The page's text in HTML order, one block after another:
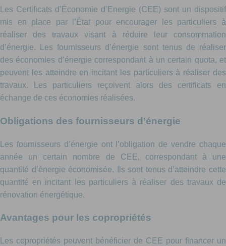
Les Certificats d’Économie d’Energie (CEE) sont un dispositif
mis en place par l’État pour encourager les particuliers à
réaliser des travaux visant à réduire leur consommation
d’énergie. Les fournisseurs d’énergie sont tenus de réaliser
des économies d’énergie correspondant à un certain quota, et
peuvent les atteindre en incitant les particuliers à réaliser des
travaux. Les particuliers reçoivent alors des certificats en
échange de ces économies réalisées.
Obligations des fournisseurs d’énergie
Les fournisseurs d’énergie ont l’obligation de vendre chaque
année un certain nombre de CEE, correspondant à une
quantité d’énergie économisée. Ils sont tenus d’atteindre cette
quantité en incitant les particuliers à réaliser des travaux de
rénovation énergétique.
Avantages pour les copropriétés
Les copropriétés peuvent bénéficier de CEE pour financer un